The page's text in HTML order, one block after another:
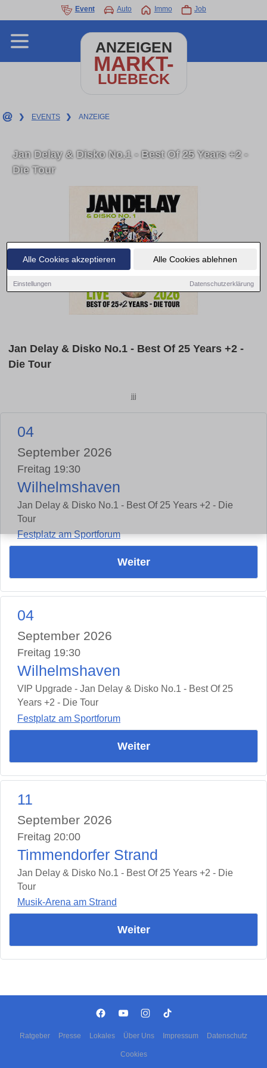
Alle Cookies akzeptieren Alle Cookies ablehnen
Einstellungen Datenschutzerklärung
Event Auto Immo Job
ANZEIGEN
MARKT-
LUEBECK
❯ EVENTS ❯ ANZEIGE
Jan Delay & Disko No.1 - Best Of 25 Years +2 -
Die Tour
Jan Delay & Disko No.1 - Best Of 25 Years +2 -
Die Tour
jjj
04
September 2026
Freitag 19:30
Wilhelmshaven
Jan Delay & Disko No.1 - Best Of 25 Years +2 - Die
Tour
Festplatz am Sportforum
Weiter
04
September 2026
Freitag 19:30
Wilhelmshaven
VIP Upgrade - Jan Delay & Disko No.1 - Best Of 25
Years +2 - Die Tour
Festplatz am Sportforum
Weiter
11
September 2026
Freitag 20:00
Timmendorfer Strand
Jan Delay & Disko No.1 - Best Of 25 Years +2 - Die
Tour
Musik-Arena am Strand
Weiter
Ratgeber Presse Lokales Über Uns Impressum Datenschutz
Cookies